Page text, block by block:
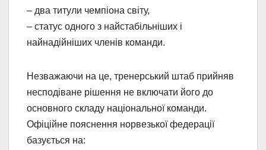
– два титули чемпіона світу,
– статус одного з найстабільніших і
найнадійніших членів команди.
Незважаючи на це, тренерський штаб прийняв
несподіване рішення не включати його до
основного складу національної команди.
Офіційне пояснення норвезької федерації
базується на: